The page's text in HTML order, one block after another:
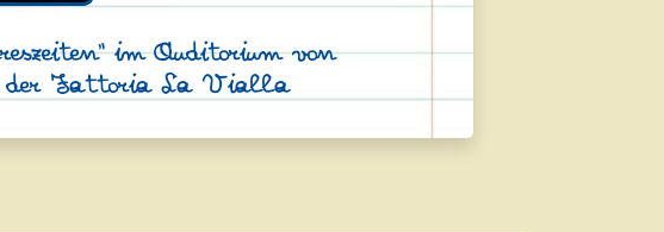
im Auditorium von
der Fattoria La Vialla